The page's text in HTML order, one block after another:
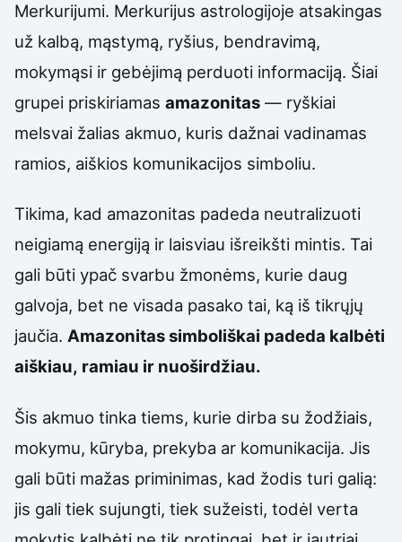
Merkurijumi. Merkurijus astrologijoje atsakingas
už kalbą, mąstymą, ryšius, bendravimą,
mokymąsi ir gebėjimą perduoti informaciją. Šiai
grupei priskiriamas amazonitas — ryškiai
melsvai žalias akmuo, kuris dažnai vadinamas
ramios, aiškios komunikacijos simboliu.
Tikima, kad amazonitas padeda neutralizuoti
neigiamą energiją ir laisviau išreikšti mintis. Tai
gali būti ypač svarbu žmonėms, kurie daug
galvoja, bet ne visada pasako tai, ką iš tikrųjų
jaučia. Amazonitas simboliškai padeda kalbėti
aiškiau, ramiau ir nuoširdžiau.
Šis akmuo tinka tiems, kurie dirba su žodžiais,
mokymu, kūryba, prekyba ar komunikacija. Jis
gali būti mažas priminimas, kad žodis turi galią:
jis gali tiek sujungti, tiek sužeisti, todėl verta